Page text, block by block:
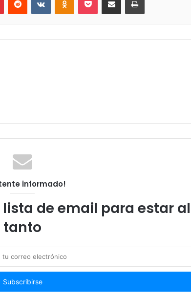
informado!
de email para estar al
tanto